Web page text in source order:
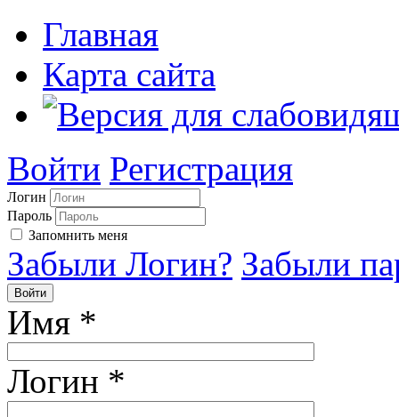
Главная
Карта сайта
Войти Регистрация
Логин
Пароль
Запомнить меня
Забыли Логин? Забыли
Войти
Имя *
Логин *